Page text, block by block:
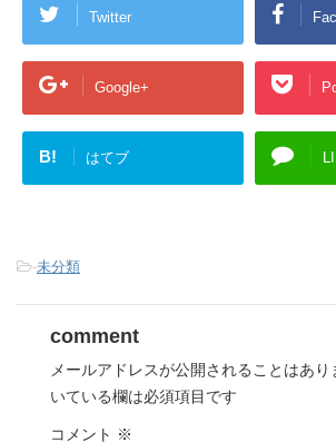
Twitter
Google+
B! はてブ
-未分類
comment
メールアドレスが公開されることはあり
いている欄は必須項目です
コメント ※